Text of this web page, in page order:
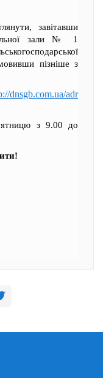
завітавши
зали № 1
пізніше з
dnsgb.com.ua/adr
з 9.00 до